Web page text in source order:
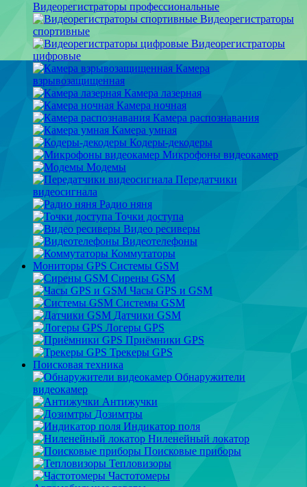
Видеорегистраторы профессиональные
Видеорегистраторы
спортивные
Видеорегистраторы
цифровые
Камера
взрывозащищенная
Камера лазерная
Камера ночная
Камера распознавания
Камера умная
Кодеры-декодеры
Микрофоны видеокамер
Модемы
Передатчики
видеосигнала
Радио няня
Точки доступа
Видео ресиверы
Видеотелефоны
Коммутаторы
Мониторы GPS Системы GSM
Сирены GSM
Часы GPS и GSM
Системы GSM
Датчики GSM
Логеры GPS
Приёмники GPS
Трекеры GPS
Поисковая техника
Обнаружители
видеокамер
Антижучки
Дозимтры
Индикатор поля
Ниленейный локатор
Поисковые приборы
Тепловизоры
Частотомеры